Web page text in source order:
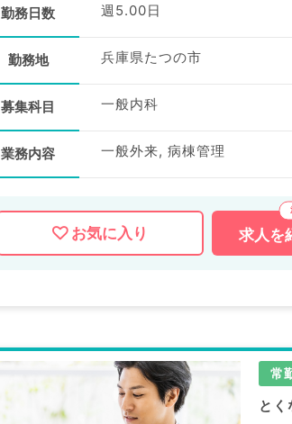
勤務日数 週5.00日
勤務地 兵庫県たつの市
募集科目 一般内科
業務内容 一般外来, 病棟管理
お気に入り 求人を
常
とく